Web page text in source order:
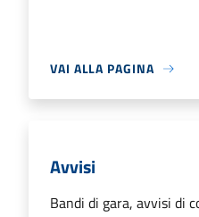
VAI ALLA PAGINA
Avvisi
Bandi di gara, avvisi di